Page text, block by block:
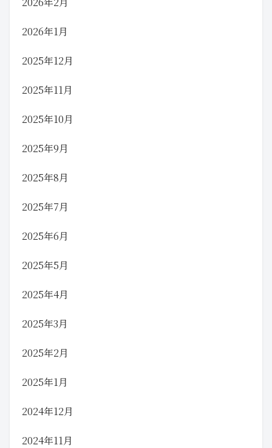
2026年1月
2025年12月
2025年11月
2025年10月
2025年9月
2025年8月
2025年7月
2025年6月
2025年5月
2025年4月
2025年3月
2025年2月
2025年1月
2024年12月
2024年11月